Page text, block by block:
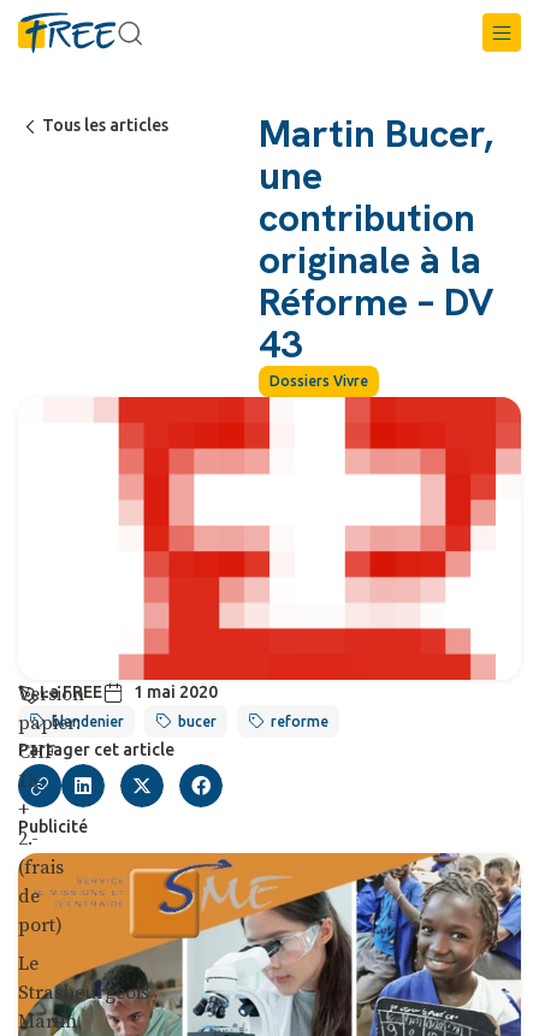
Tous les articles
Martin Bucer,
une
contribution
originale à la
Réforme – DV
43
Dossiers Vivre
La FREE 1 mai 2020
blandenier bucer reforme
Partager cet article
Publicité
Version
papier:
CHF
15.-
+
2.-
(frais
de
port)
Le
Strasbourgeois
Martin